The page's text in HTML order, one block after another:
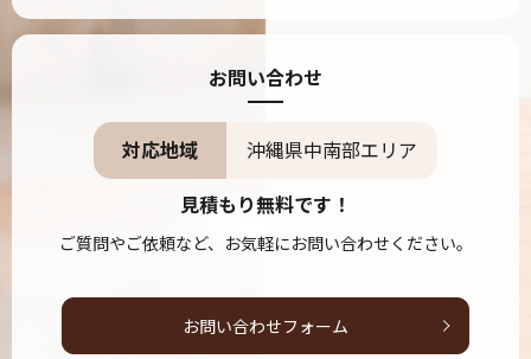
お問い合わせ
対応地域
沖縄県中南部エリア
見積もり無料です！
ご質問やご依頼など、お気軽にお問い合わせください。
お問い合わせフォーム